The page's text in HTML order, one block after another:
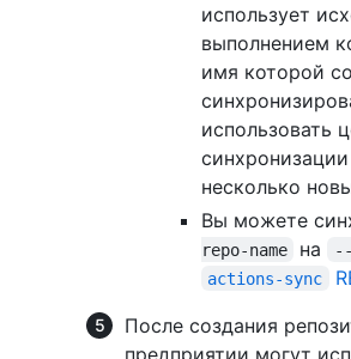
использует
выполнением
имя которой
использовать
несколько
Вы можете
repo-name
на
actions-sync
После создания
предприятии могут